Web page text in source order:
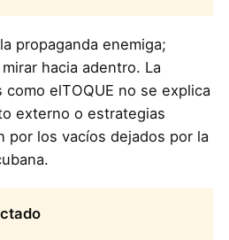
propaganda enemiga;
hacia adentro. La
elTOQUE no se explica
externo o estrategias
por los vacíos dejados por la